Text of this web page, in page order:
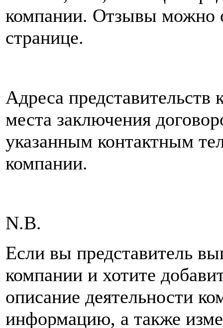
компании. Отзывы можно
странице.
Адреса
места заключения
указанным контактным
компании.
N.B.
Если вы представитель
компании и хотите
описание деятельности
информацию, а также